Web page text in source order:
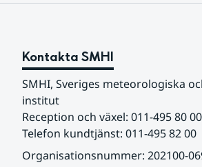
Kontakta SMHI
SMHI, Sveriges meteorologiska
institut
Reception och växel: 011-495 80 00
Telefon kundtjänst: 011-495 82 00
Organisationsnummer: 202100-